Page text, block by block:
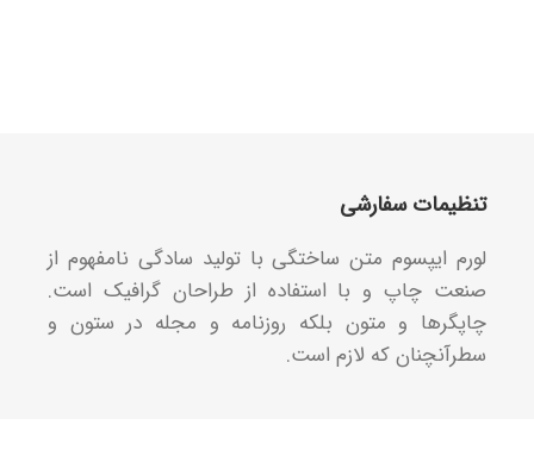
تنظیمات سفارشی
لورم ایپسوم متن ساختگی با تولید سادگی نامفهوم از
صنعت چاپ و با استفاده از طراحان گرافیک است.
چاپگرها و متون بلکه روزنامه و مجله در ستون و
سطرآنچنان که لازم است.